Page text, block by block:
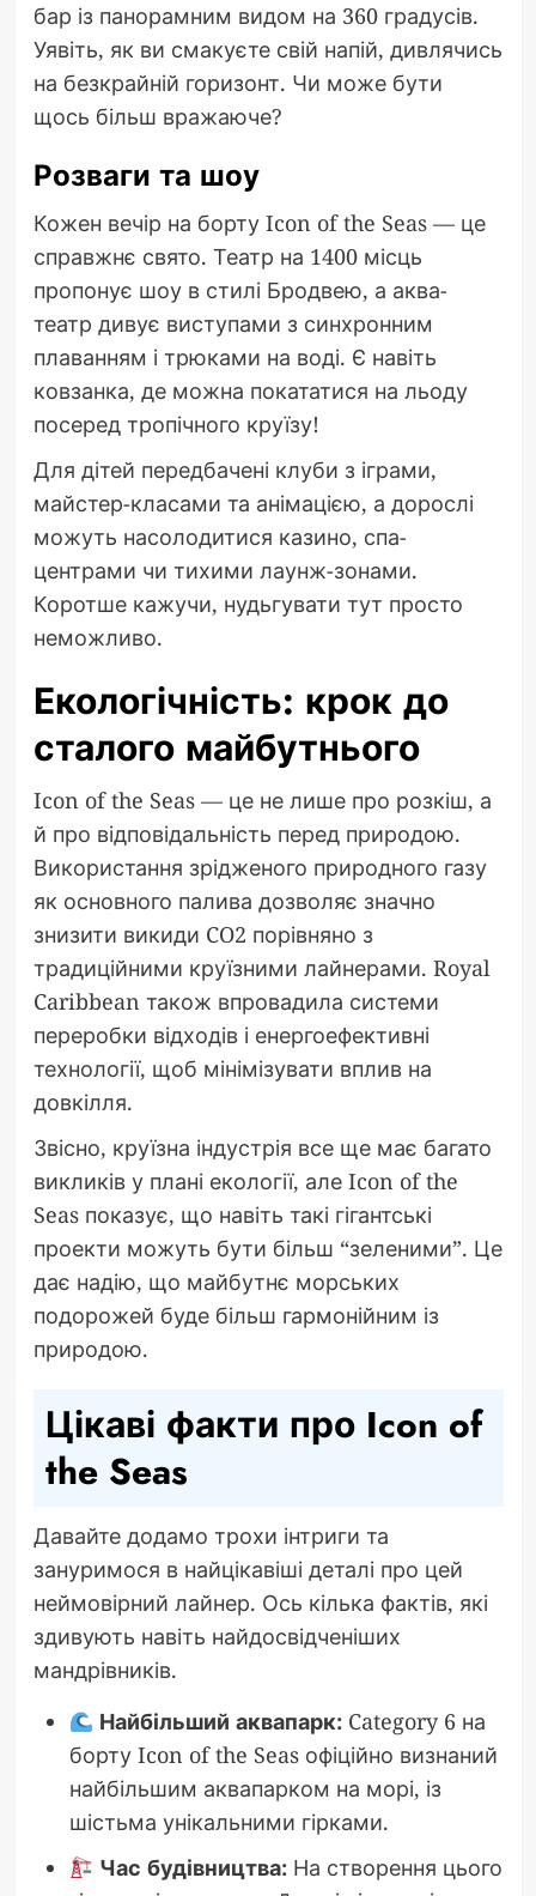
бар із панорамним видом на 360 градусів.
Уявіть, як ви смакуєте свій напій, дивлячись
на безкрайній горизонт. Чи може бути
щось більш вражаюче?
Розваги та шоу
Кожен вечір на борту Icon of the Seas — це
справжнє свято. Театр на 1400 місць
пропонує шоу в стилі Бродвею, а аква-
театр дивує виступами з синхронним
плаванням і трюками на воді. Є навіть
ковзанка, де можна покататися на льоду
посеред тропічного круїзу!
Для дітей передбачені клуби з іграми,
майстер-класами та анімацією, а дорослі
можуть насолодитися казино, спа-
центрами чи тихими лаунж-зонами.
Коротше кажучи, нудьгувати тут просто
неможливо.
Екологічність: крок до
сталого майбутнього
Icon of the Seas — це не лише про розкіш, а
й про відповідальність перед природою.
Використання зрідженого природного газу
як основного палива дозволяє значно
знизити викиди CO2 порівняно з
традиційними круїзними лайнерами. Royal
Caribbean також впровадила системи
переробки відходів і енергоефективні
технології, щоб мінімізувати вплив на
довкілля.
Звісно, круїзна індустрія все ще має багато
викликів у плані екології, але Icon of the
Seas показує, що навіть такі гігантські
проекти можуть бути більш “зеленими”. Це
дає надію, що майбутнє морських
подорожей буде більш гармонійним із
природою.
Цікаві факти про Icon of
the Seas
Давайте додамо трохи інтриги та
зануримося в найцікавіші деталі про цей
неймовірний лайнер. Ось кілька фактів, які
здивують навіть найдосвідченіших
мандрівників.
Найбільший аквапарк: Category 6 на
борту Icon of the Seas офіційно визнаний
найбільшим аквапарком на морі, із
шістьма унікальними гірками.
Час будівництва: На створення цього